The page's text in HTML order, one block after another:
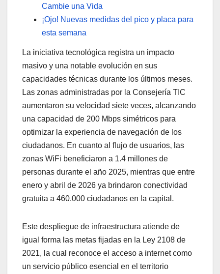
Cambie una Vida
¡Ojo! Nuevas medidas del pico y placa para
esta semana
La iniciativa tecnológica registra un impacto
masivo y una notable evolución en sus
capacidades técnicas durante los últimos meses.
Las zonas administradas por la Consejería TIC
aumentaron su velocidad siete veces, alcanzando
una capacidad de 200 Mbps simétricos para
optimizar la experiencia de navegación de los
ciudadanos. En cuanto al flujo de usuarios, las
zonas WiFi beneficiaron a 1.4 millones de
personas durante el año 2025, mientras que entre
enero y abril de 2026 ya brindaron conectividad
gratuita a 460.000 ciudadanos en la capital.
Este despliegue de infraestructura atiende de
igual forma las metas fijadas en la Ley 2108 de
2021, la cual reconoce el acceso a internet como
un servicio público esencial en el territorio